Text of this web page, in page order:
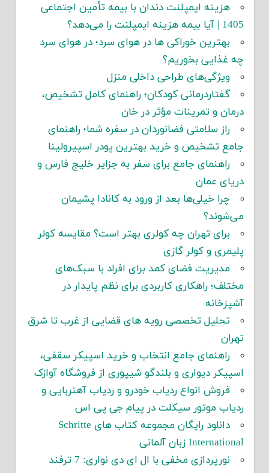
هزینه ایمپلنت دندان با بیمه تأمین اجتماعی
1405 | آیا بیمه هزینه ایمپلنت را می‌دهد؟
بهترین خوراکی ها در هوای سرد؛ در هوای سرد
چه غذایی بخوریم؟
ویژگی‌های طراحی داخلی منزل
گفتاردرمانی کودکان؛ راهنمای کامل تشخیص،
درمان و تمرینات مؤثر در خان
راز سلامتی فضانوردان در سفره شما؛ راهنمای
جامع تشخیص و خرید بهترین پودر اسپیرولینا
راهنمای جامع برای سفر به جزایر خلیج فارس و
دریای عمان
چرا خیلی‌ها بعد از ورود به کانادا پشیمان
می‌شوند؟
برای تهران چه کولری بهتر است؟ مقایسه کولر
پلیمری و کولر گازی
مدیریت فضای کمد برای افراد با سبک‌های
مختلف؛ راهکاری کاربردی برای نظم پایدار در
آشپزخانه
تحلیل تخصصی رویه های قضایی از غرب تا شرق
تهران
راهنمای جامع انتخاب و خرید اسپیکر سقفی،
اسپیکر دیواری و بلندگو شیپوری از فروشگاه آوازک
فروش انواع ردیاب خودرو و ردیاب آهنربایی و
ردیاب موتور سیکلت در پیام جی پی اس
دانلود رایگان مجموعه کتاب های Schritte
International زبان آلمانی
نورپردازی مخفی با ال ای دی نواری: 7 ترفند